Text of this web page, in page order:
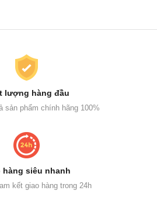
lượng hàng đầu
sản phẩm chính hãng 100%
hàng siêu nhanh
kết giao hàng trong 24h